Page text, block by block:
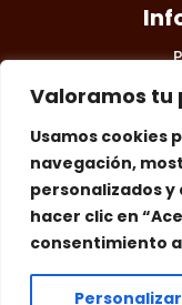
Valoramos tu
Usamos cookies
navegación,
personalizados
hacer clic en
consentimiento
Personalizar